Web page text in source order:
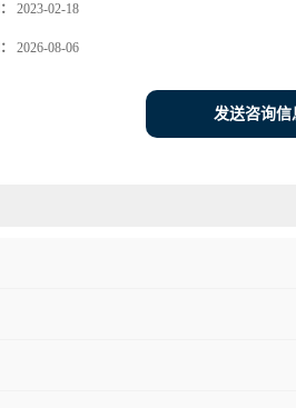
2023-02-18
2026-08-06
发送咨询信